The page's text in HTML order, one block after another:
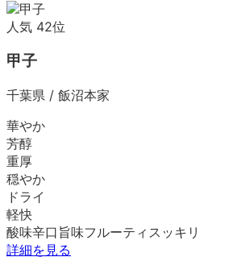
人気 42位
甲子
千葉県 / 飯沼本家
華やか
芳醇
重厚
穏やか
ドライ
軽快
酸味辛口 旨味フルーティ スッキリ
詳細を見る